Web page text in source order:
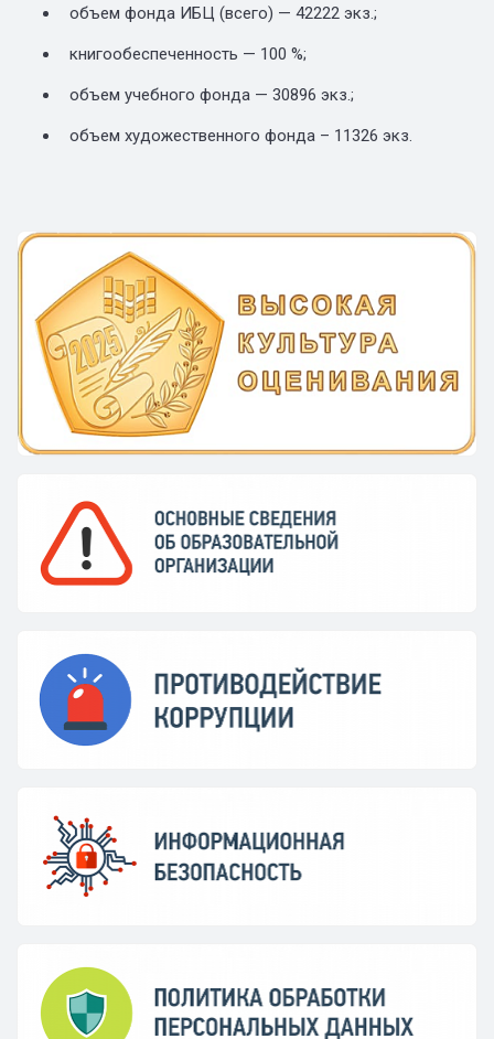
объем фонда ИБЦ (всего) — 42222 экз.;
книгообеспеченность — 100 %;
объем учебного фонда — 30896 экз.;
объем художественного фонда – 11326 экз.